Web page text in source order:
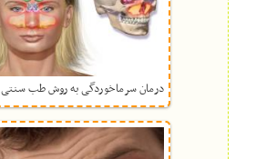
درمان سرماخوردگی به روش طب سنتی